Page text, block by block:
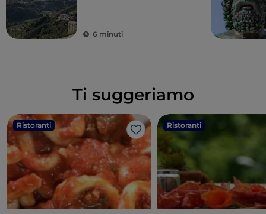
6 minuti
Ti suggeriamo
Ristoranti
Like
Ristoranti